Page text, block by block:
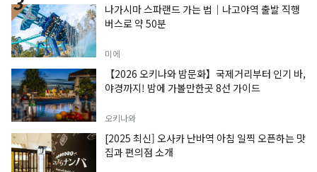
나가시마 스파랜드 가는 법｜나고야역 출발 직행
버스로 약 50분
미에
【2026 오키나와 밤문화】국제거리부터 인기 바,
야경까지! 밤에 가볼만한곳 8선 가이드
오키나와
[2025 최신] 오사카 난바역 아침 일찍 오픈하는 맛
집과 편의점 소개